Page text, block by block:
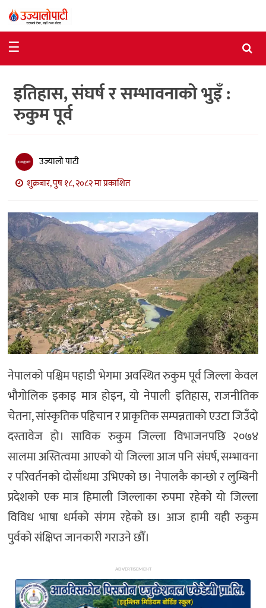
राजनीति
विशेष
आर्थिक
अन्तर्वार्ता
मनोरञ्जन
विज्ञान
प्रविधि
खेलकुद
अन्य
☰
इतिहास, संघर्ष र सम्भावनाको भुइँ :
रुकुम पूर्व
उज्यालो पाटी
शुक्रबार, पुष १८, २०८२ मा प्रकाशित
नेपालको पश्चिम पहाडी भेगमा अवस्थित रुकुम पूर्व जिल्ला केवल
भौगोलिक इकाइ मात्र होइन, यो नेपाली इतिहास, राजनीतिक
चेतना, सांस्कृतिक पहिचान र प्राकृतिक सम्पन्नताको एउटा जिउँदो
दस्तावेज हो। साविक रुकुम जिल्ला विभाजनपछि २०७४
सालमा अस्तित्वमा आएको यो जिल्ला आज पनि संघर्ष, सम्भावना
र परिवर्तनको दोसाँधमा उभिएको छ। नेपालकै कान्छो र लुम्बिनी
प्रदेशको एक मात्र हिमाली जिल्लाका रुपमा रहेको यो जिल्ला
विविध भाषा धर्मको संगम रहेको छ। आज हामी यही रुकुम
पुर्वको संक्षिप्त जानकारी गराउने छौँ।
ADVERTISEMENT